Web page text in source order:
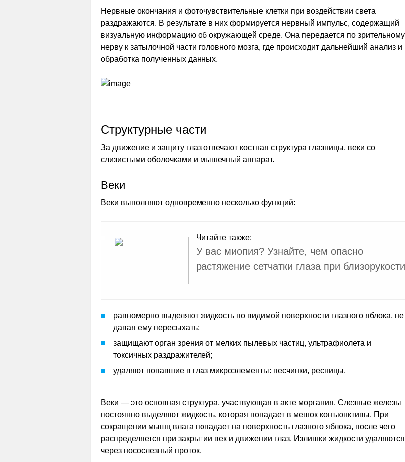
Нервные окончания и фоточувствительные клетки при воздействии света
раздражаются. В результате в них формируется нервный импульс, содержащий
визуальную информацию об окружающей среде. Она передается по зрительному
нерву к затылочной части головного мозга, где происходит дальнейший анализ и
обработка полученных данных.
Структурные части
За движение и защиту глаз отвечают костная структура глазницы, веки со
слизистыми оболочками и мышечный аппарат.
Веки
Веки выполняют одновременно несколько функций:
Читайте также:
У вас миопия? Узнайте, чем опасно
растяжение сетчатки глаза при близорукости
равномерно выделяют жидкость по видимой поверхности глазного яблока, не
давая ему пересыхать;
защищают орган зрения от мелких пылевых частиц, ультрафиолета и
токсичных раздражителей;
удаляют попавшие в глаз микроэлементы: песчинки, ресницы.
Веки — это основная структура, участвующая в акте моргания. Слезные железы
постоянно выделяют жидкость, которая попадает в мешок конъюнктивы. При
сокращении мышц влага попадает на поверхность глазного яблока, после чего
распределяется при закрытии век и движении глаз. Излишки жидкости удаляются
через носослезный проток.